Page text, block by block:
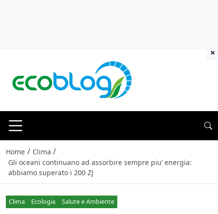
Home / Clima /
Gli oceani continuano ad assorbire sempre piu’ energia:
abbiamo superato i 200 ZJ
Clima Ecologia Salute e Ambiente
×